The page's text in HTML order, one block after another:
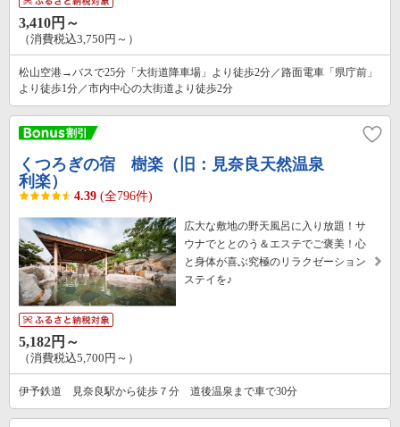
3,410円～
（消費税込3,750円～）
松山空港→バスで25分「大街道降車場」より徒歩2分／路面電車「県庁前」
より徒歩1分／市内中心の大街道より徒歩2分
くつろぎの宿 樹楽（旧：見奈良天然温泉
利楽）
4.39 (全796件)
広大な敷地の野天風呂に入り放題！サ
ウナでととのう＆エステでご褒美！心
と身体が喜ぶ究極のリラクゼーション
ステイを♪
5,182円～
（消費税込5,700円～）
伊予鉄道 見奈良駅から徒歩７分 道後温泉まで車で30分